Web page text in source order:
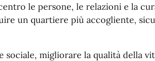
le persone, le relazioni e la
un quartiere più accogliente,
sociale, migliorare la qualità della